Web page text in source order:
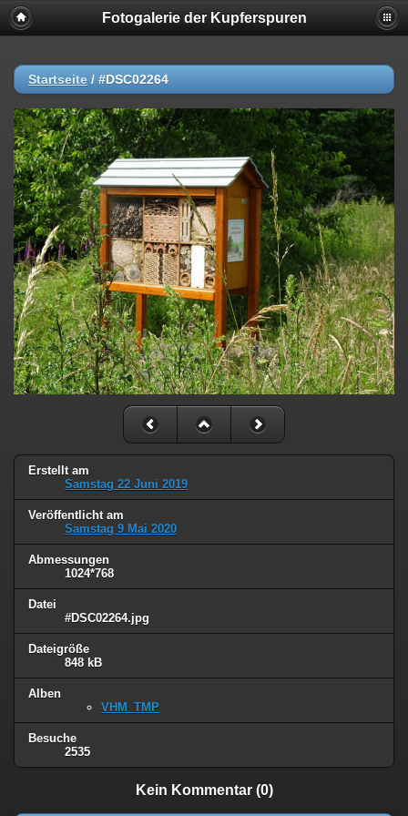
Fotogalerie der Kupferspuren
Startseite / #DSC02264
Erstellt am
Samstag 22 Juni 2019
Veröffentlicht am
Samstag 9 Mai 2020
Abmessungen
1024*768
Datei
#DSC02264.jpg
Dateigröße
848 kB
Alben
VHM_TMP
Besuche
2535
Kein Kommentar (0)